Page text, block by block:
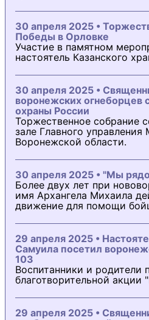
30 апреля 2025 •
Победы в Орловке
Участие в памятном
настоятель Казанского
30 апреля 2025 •
воронежских огнеборцев
охраны России
Торжественное собрание
зале Главного
Воронежской области.
30 апреля 2025 • "Мы
Более двух лет при
имя Архангела Михаила
движение для помощи
29 апреля 2025 •
Самуила посетил
103
Воспитанники и родители
благотворительной акции
29 апреля 2025 •